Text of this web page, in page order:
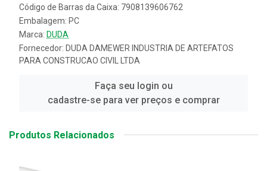
Código de Barras da Caixa: 7908139606762
Embalagem: PC
Marca: DUDA
Fornecedor: DUDA DAMEWER INDUSTRIA DE ARTEFATOS
PARA CONSTRUCAO CIVIL LTDA
Faça seu login ou
cadastre-se para ver preços e comprar
Produtos Relacionados